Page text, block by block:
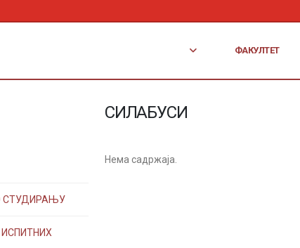
ФАКУЛТЕТ
СИЛАБУСИ
СТУДИРАЊУ
Нема садржаја.